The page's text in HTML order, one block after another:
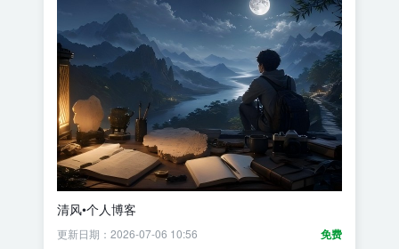
清风•个人博客
免费
更新日期：2026-07-06 10:56